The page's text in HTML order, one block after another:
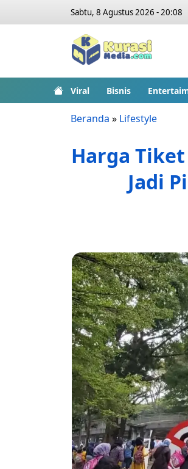
Sabtu, 8 Agustus 2026 - 20:08
Viral Bisnis
Beranda » Lifestyle
Harga
Jadi